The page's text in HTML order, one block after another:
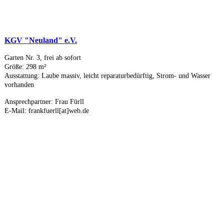
KGV "Neuland" e.V.
Garten Nr. 3, frei ab sofort
Größe: 298 m²
Ausstattung: Laube massiv, leicht reparaturbedürftig, Strom- und Wasser
vorhanden
Ansprechpartner: Frau Fürll
E-Mail: frankfuerll[at]web.de